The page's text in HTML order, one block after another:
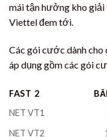
mái tận hưởng kho giải
Viettel đem tới.
Các gói cước dành cho
áp dụng gồm các gói
FAST 2
NET VT1
NET VT2